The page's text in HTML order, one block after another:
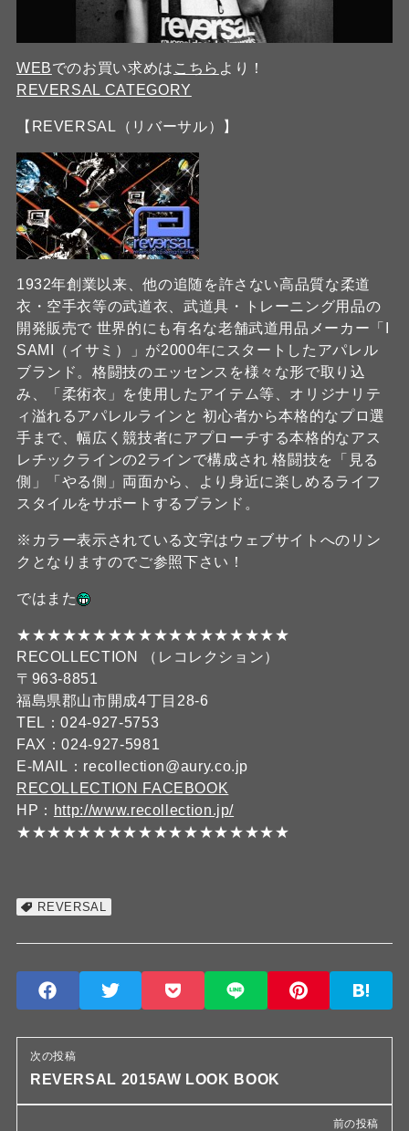
WEBでのお買い求めは こちら より！
REVERSAL CATEGORY
【REVERSAL（リバーサル）】
1932年創業以来、他の追随を許さない高品質な柔道
衣・空手衣等の武道衣、武道具・トレーニング用品の
開発販売で 世界的にも有名な老舗武道用品メーカー「I
SAMI（イサミ）」が2000年にスタートしたアパレル
ブランド。格闘技のエッセンスを様々な形で取り込
み、「柔術衣」を使用したアイテム等、オリジナリテ
ィ溢れるアパレルラインと 初心者から本格的なプロ選
手まで、幅広く競技者にアプローチする本格的なアス
レチックラインの2ラインで構成され 格闘技を「見る
側」「やる側」両面から、より身近に楽しめるライフ
スタイルをサポートするブランド。
※カラー表示されている文字はウェブサイトへのリン
クとなりますのでご参照下さい！
ではまた
★★★★★★★★★★★★★★★★★★
RECOLLECTION （レコレクション）
〒963-8851
福島県郡山市開成4丁目28-6
TEL：024-927-5753
FAX：024-927-5981
E-MAIL：recollection@aury.co.jp
RECOLLECTION FACEBOOK
HP： http://www.recollection.jp/
★★★★★★★★★★★★★★★★★★
REVERSAL
次の投稿
REVERSAL 2015AW LOOK BOOK
前の投稿